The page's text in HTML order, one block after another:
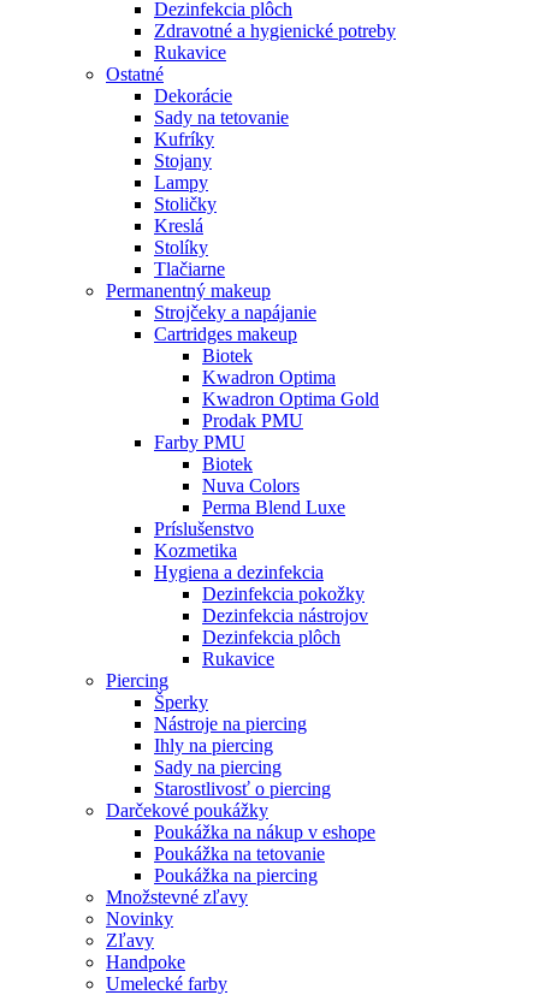
Dezinfekcia plôch
Zdravotné a hygienické potreby
Rukavice
Ostatné
Dekorácie
Sady na tetovanie
Kufríky
Stojany
Lampy
Stoličky
Kreslá
Stolíky
Tlačiarne
Permanentný makeup
Strojčeky a napájanie
Cartridges makeup
Biotek
Kwadron Optima
Kwadron Optima Gold
Prodak PMU
Farby PMU
Biotek
Nuva Colors
Perma Blend Luxe
Príslušenstvo
Kozmetika
Hygiena a dezinfekcia
Dezinfekcia pokožky
Dezinfekcia nástrojov
Dezinfekcia plôch
Rukavice
Piercing
Šperky
Nástroje na piercing
Ihly na piercing
Sady na piercing
Starostlivosť o piercing
Darčekové poukážky
Poukážka na nákup v eshope
Poukážka na tetovanie
Poukážka na piercing
Množstevné zľavy
Novinky
Zľavy
Handpoke
Umelecké farby